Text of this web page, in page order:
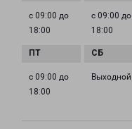
с 09:00 до
18:00
с 09:00 до
18:00
с 09:00 до
18:00
Выходной